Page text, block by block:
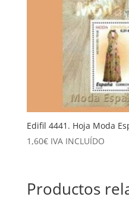
Edifil 4441. Hoja Moda
1,60€ IVA INCLUÍDO
Productos